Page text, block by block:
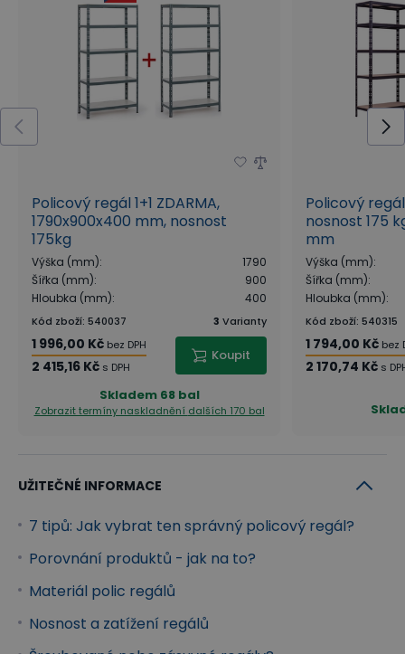
Policový regál 1+1 ZDARMA,
1790x900x400 mm, nosnost
175kg
Výška (mm):
1790
Šířka (mm):
900
Hloubka (mm): 400
Kód zboží: 540037 3 Varianty
1 996,00 Kč bez DPH
2 415,16 Kč s DPH
Koupit
Skladem 68 bal
Zobrazit termíny naskladnění dalších 170 bal
Policový regál
nosnost 175
mm
Výška (mm):
Šířka (mm):
Hloubka (mm):
Kód zboží: 540315
1 794,00 Kč bez
2 170,74 Kč s
UŽITEČNÉ INFORMACE
7 tipů: Jak vybrat ten správný policový regál?
Porovnání produktů - jak na to?
Materiál polic regálů
Nosnost a zatížení regálů